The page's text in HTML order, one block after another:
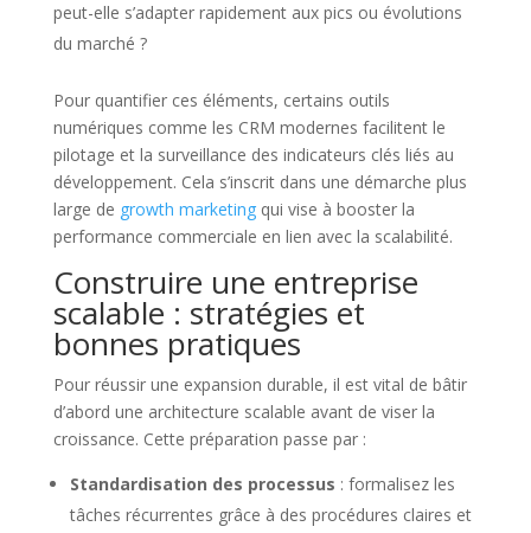
peut-elle s’adapter rapidement aux pics ou évolutions
du marché ?
Pour quantifier ces éléments, certains outils
numériques comme les CRM modernes facilitent le
pilotage et la surveillance des indicateurs clés liés au
développement. Cela s’inscrit dans une démarche plus
large de growth marketingqui vise à booster la
performance commerciale en lien avec la scalabilité.
Construire une entreprise
scalable : stratégies et
bonnes pratiques
Pour réussir une expansion durable, il est vital de bâtir
d’abord une architecture scalable avant de viser la
croissance. Cette préparation passe par :
Standardisation des processus : formalisez les
tâches récurrentes grâce à des procédures claires et